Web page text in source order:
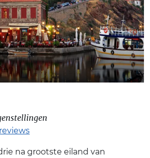
na grootste eiland van